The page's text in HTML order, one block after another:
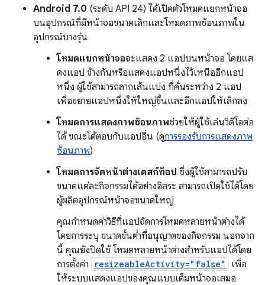
Android 7.0 (ระดับ API 24) ได้เปิดตัวโหมดแยกหน้าจอ
บนอุปกรณ์ที่มีหน้าจอขนาดเล็กและโหมดภาพซ้อนภาพใน
อุปกรณ์บางรุ่น
โหมดแยกหน้าจอจะแสดง 2 แอปบนหน้าจอ โดยแส
ดงแอป ข้างกันหรือแสดงแอปหนึ่งไว้เหนืออีกแอป
หนึ่ง ผู้ใช้สามารถลากเส้นแบ่ง ที่คั่นระหว่าง 2 แอป
เพื่อขยายแอปหนึ่งให้ใหญ่ขึ้นและอีกแอปให้เล็กลง
โหมดการแสดงภาพซ้อนภาพช่วยให้ผู้ใช้เล่นวิดีโอต่อ
ได้ ขณะโต้ตอบกับแอปอื่น (ดูการรองรับการแสดงภาพ
ซ้อนภาพ)
โหมดการจัดหน้าต่างเดสก์ท็อป ซึ่งผู้ใช้สามารถปรับ
ขนาดแต่ละกิจกรรมได้อย่างอิสระ สามารถเปิดใช้ได้โดย
ผู้ผลิตอุปกรณ์หน้าจอขนาดใหญ่
คุณกำหนดค่าวิธีที่แอปจัดการโหมดหลายหน้าต่างได้
โดยการระบุ ขนาดขั้นต่ำที่อนุญาตของกิจกรรม นอกจาก
นี้ คุณยังปิดใช้ โหมดหลายหน้าต่างสำหรับแอปได้โดย
การตั้งค่า
resizeableActivity="false"
เพื่อ
ให้ระบบแสดงแอปของคุณแบบเต็มหน้าจอเสมอ